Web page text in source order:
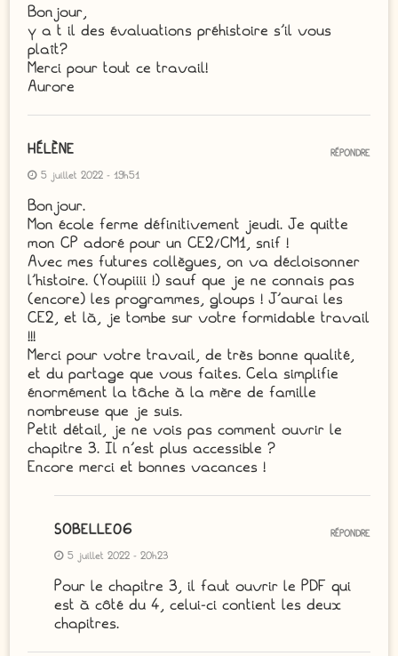
Bonjour,
y a t il des évaluations préhistoire s’il vous
plaît?
Merci pour tout ce travail!
Aurore
HÉLÈNE
5 juillet 2022 - 19h51
Bonjour.
Mon école ferme définitivement jeudi. Je quitte
mon CP adoré pour un CE2/CM1, snif !
Avec mes futures collègues, on va décloisonner
l’histoire. (Youpiiii !) sauf que je ne connais pas
(encore) les programmes, gloups ! J’aurai les
CE2, et là, je tombe sur votre formidable travail
!!!
Merci pour votre travail, de très bonne qualité,
et du partage que vous faites. Cela simplifie
énormément la tâche à la mère de famille
nombreuse que je suis.
Petit détail, je ne vois pas comment ouvrir le
chapitre 3. Il n’est plus accessible ?
Encore merci et bonnes vacances !
RÉPONDRE
SOBELLE06
5 juillet 2022 - 20h23
Pour le chapitre 3, il faut ouvrir le PDF qui
est à côté du 4, celui-ci contient les deux
chapitres.
RÉPONDRE